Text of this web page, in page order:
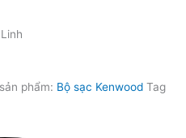
phẩm: Bộ sạc Kenwood Tag